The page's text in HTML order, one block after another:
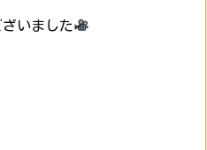
いました